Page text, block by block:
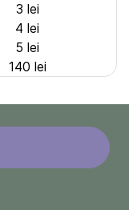
3 lei
4 lei
5 lei
140 lei